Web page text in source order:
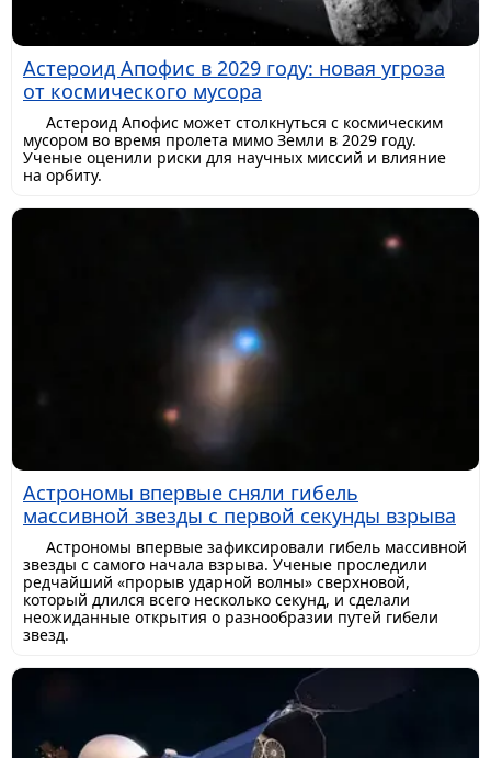
Астероид Апофис в 2029 году: новая угроза
от космического мусора
Астероид Апофис может столкнуться с космическим
мусором во время пролета мимо Земли в 2029 году.
Ученые оценили риски для научных миссий и влияние
на орбиту.
Астрономы впервые сняли гибель
массивной звезды с первой секунды взрыва
Астрономы впервые зафиксировали гибель массивной
звезды с самого начала взрыва. Ученые проследили
редчайший «прорыв ударной волны» сверхновой,
который длился всего несколько секунд, и сделали
неожиданные открытия о разнообразии путей гибели
звезд.